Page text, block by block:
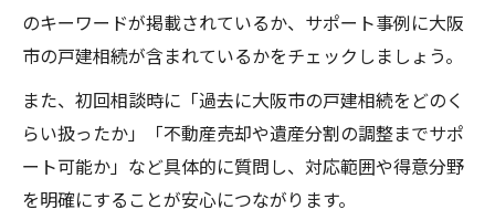
のキーワードが掲載されているか、サポート事例に大阪
市の戸建相続が含まれているかをチェックしましょう。
また、初回相談時に「過去に大阪市の戸建相続をどのく
らい扱ったか」「不動産売却や遺産分割の調整までサポ
ート可能か」など具体的に質問し、対応範囲や得意分野
を明確にすることが安心につながります。